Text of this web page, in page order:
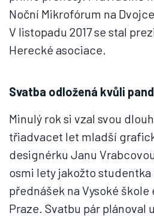
Noční Mikrofórum na
V listopadu 2017 se stal
Herecké asociace.
Svatba odložená kvůli
Minulý rok si vzal svou
třiadvacet let mladší
designérku Janu
osmi lety jakožto studentka
přednášek na Vysoké
Praze. Svatbu pár plánoval